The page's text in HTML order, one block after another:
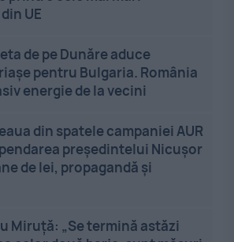
UE
de pe Dunăre aduce
pentru Bulgaria. România
energie de la vecini
din spatele campaniei AUR
președintelui Nicușor
de lei, propagandă și
Miruță: „Se termină astăzi